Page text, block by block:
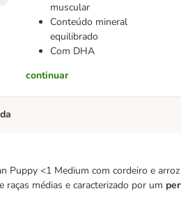
muscular
Conteúdo mineral
equilibrado
Com DHA
continuar
Puppy <1 Medium com cordeiro e
médias e caracterizado por um